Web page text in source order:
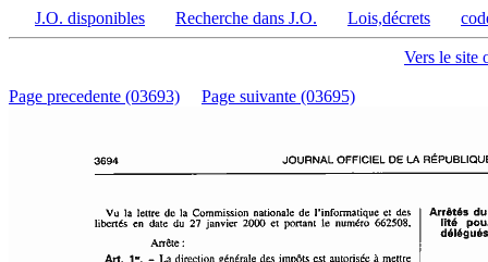
J.O. disponibles Recherche dans J.O. Lois,décrets
Vers le site
Page precedente (03693) Page suivante (03695)